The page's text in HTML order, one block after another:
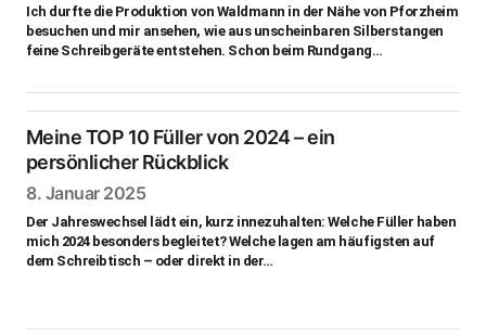
Ich durfte die Produktion von Waldmann in der Nähe von Pforzheim
besuchen und mir ansehen, wie aus unscheinbaren Silberstangen
feine Schreibgeräte entstehen. Schon beim Rundgang…
Meine TOP 10 Füller von 2024 – ein
persönlicher Rückblick
8. Januar 2025
Der Jahreswechsel lädt ein, kurz innezuhalten: Welche Füller haben
mich 2024 besonders begleitet? Welche lagen am häufigsten auf
dem Schreibtisch – oder direkt in der…